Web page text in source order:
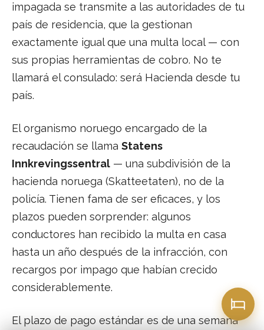
impagada se transmite a las autoridades de tu
país de residencia, que la gestionan
exactamente igual que una multa local — con
sus propias herramientas de cobro. No te
llamará el consulado: será Hacienda desde tu
país.
El organismo noruego encargado de la
recaudación se llama Statens
Innkrevingssentral — una subdivisión de la
hacienda noruega (Skatteetaten), no de la
policía. Tienen fama de ser eficaces, y los
plazos pueden sorprender: algunos
conductores han recibido la multa en casa
hasta un año después de la infracción, con
recargos por impago que habían crecido
considerablemente.
El plazo de pago estándar es de una semana